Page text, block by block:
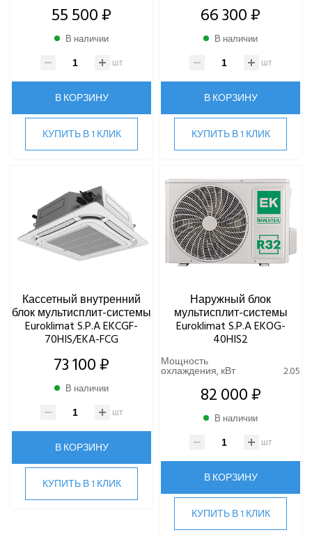
55 500 ₽
В наличии
шт
В КОРЗИНУ
КУПИТЬ В 1 КЛИК
66 300 ₽
В наличии
шт
В КОРЗИНУ
КУПИТЬ В 1 КЛИК
Кассетный внутренний
блок мультисплит-системы
Euroklimat S.P.A EKCGF-
70HIS/EKA-FCG
73 100 ₽
В наличии
шт
В КОРЗИНУ
КУПИТЬ В 1 КЛИК
Наружный блок
мультисплит-системы
Euroklimat S.P.A EKOG-
40HIS2
Мощность
охлаждения, кВт 2.05
82 000 ₽
В наличии
шт
В КОРЗИНУ
КУПИТЬ В 1 КЛИК